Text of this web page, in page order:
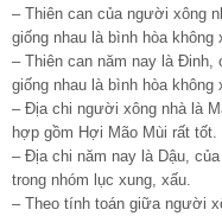
– Thiên can của người xông
giống nhau là bình hòa không
– Thiên can năm nay là
giống nhau là bình hòa không
– Địa chi người xông nhà là
hợp gồm Hợi Mão Mùi rất tốt.
– Địa chi năm nay là Dậu,
trong nhóm lục xung, xấu.
– Theo tính toán giữa người